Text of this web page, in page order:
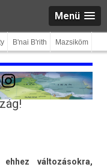
Menü
B'nai B'rith Mazsiköm
változásokra,